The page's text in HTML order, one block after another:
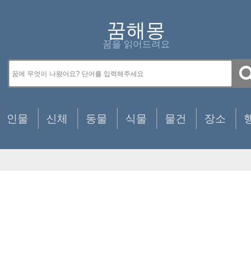
꿈해몽
꿈을 읽어드려요
인물 신체 동물 식물 물건 장소